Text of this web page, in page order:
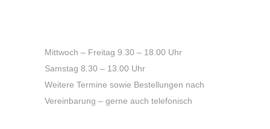
Mittwoch – Freitag 9.30 – 18.00 Uhr
Samstag 8.30 – 13.00 Uhr
Weitere Termine sowie Bestellungen nach
Vereinbarung – gerne auch telefonisch